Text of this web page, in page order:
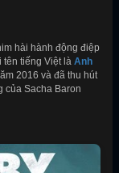
hài hành động điệp
tiếng Việt là Anh
2016 và đã thu hút
của Sacha Baron